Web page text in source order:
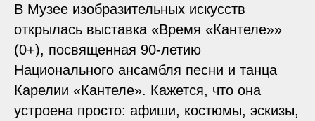
В Музее изобразительных искусств
открылась выставка «Время «Кантеле»»
(0+), посвященная 90-летию
Национального ансамбля песни и танца
Карелии «Кантеле». Кажется, что она
устроена просто: афиши, костюмы, эскизы,